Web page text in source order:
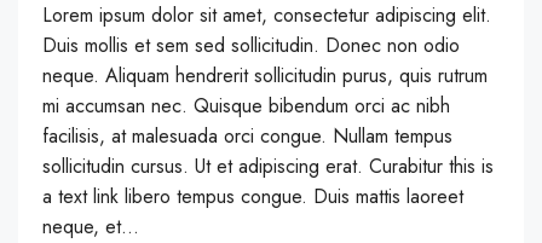
Lorem ipsum dolor sit amet, consectetur adipiscing elit.
Duis mollis et sem sed sollicitudin. Donec non odio
neque. Aliquam hendrerit sollicitudin purus, quis rutrum
mi accumsan nec. Quisque bibendum orci ac nibh
facilisis, at malesuada orci congue. Nullam tempus
sollicitudin cursus. Ut et adipiscing erat. Curabitur this is
a text link libero tempus congue. Duis mattis laoreet
neque, et...